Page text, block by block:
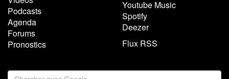
Podcasts
Agenda
Forums
Pronostics
Youtube Music
Spotify
Deezer
Flux RSS